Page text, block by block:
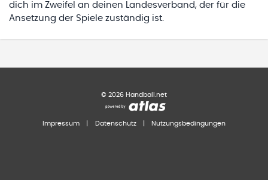
dich im Zweifel an deinen Landesverband, der für die
Ansetzung der Spiele zuständig ist.
© 2026 Handball.net
Impressum Datenschutz Nutzungsbedingungen